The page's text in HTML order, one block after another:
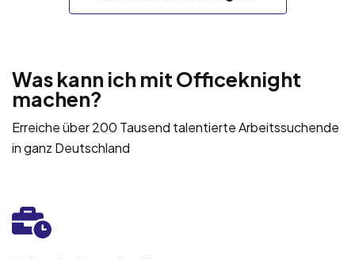
Was kann ich mit Officeknight
machen?
Erreiche über 200 Tausend talentierte Arbeitssuchende
in ganz Deutschland